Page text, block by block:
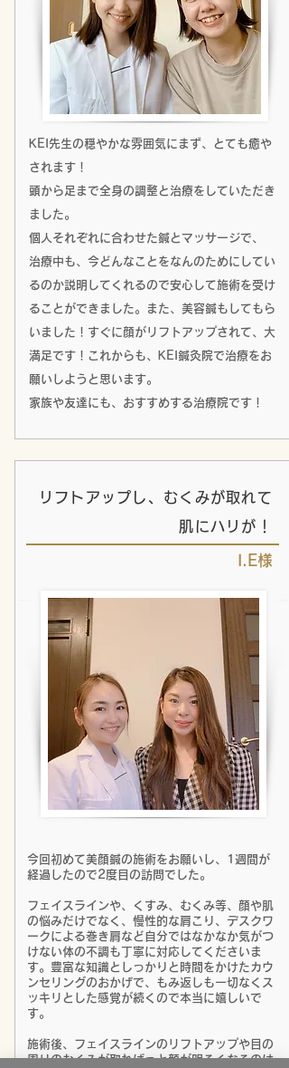
KEI先生の穏やかな雰囲気にまず、とても癒や
されます！
頭から足まで全身の調整と治療をしていただき
ました。
個人それぞれに合わせた鍼とマッサージで、
治療中も、今どんなことをなんのためにしてい
るのか説明してくれるので安心して施術を受け
ることができました。また、美容鍼もしてもら
いました！すぐに顔がリフトアップされて、大
満足です！これからも、KEI鍼灸院で治療をお
願いしようと思います。
家族や友達にも、おすすめする治療院です！
リフトアップし、 むくみが取れて
肌にハリが！
I.E様
今回初めて美顔鍼の施術をお願いし、1週間が
経過したので2度目の訪問でした。
フェイスラインや、くすみ、むくみ等、顔や肌
の悩みだけでなく、慢性的な肩こり、デスクワ
ークによる巻き肩など自分ではなかなか気がつ
けない体の不調も丁寧に対応してくださいま
す。豊富な知識としっかりと時間をかけたカウ
ンセリングのおかげで、もみ返しも一切なくス
ッキリとした感覚が続くので本当に嬉しいで
す。
施術後、フェイスラインのリフトアップや目の
周りのむくみが取れぱっと顔が明るくなるのは